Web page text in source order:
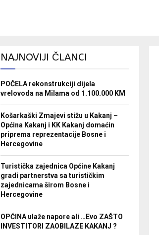
NAJNOVIJI ČLANCI
POČELA rekonstrukciji dijela
vrelovoda na Milama od 1.100.000 KM
Košarkaški Zmajevi stižu u Kakanj –
Općina Kakanj i KK Kakanj domaćin
priprema reprezentacije Bosne i
Hercegovine
Turistička zajednica Općine Kakanj
gradi partnerstva sa turističkim
zajednicama širom Bosne i
Hercegovine
OPĆINA ulaže napore ali …Evo ZAŠTO
INVESTITORI ZAOBILAZE KAKANJ ?